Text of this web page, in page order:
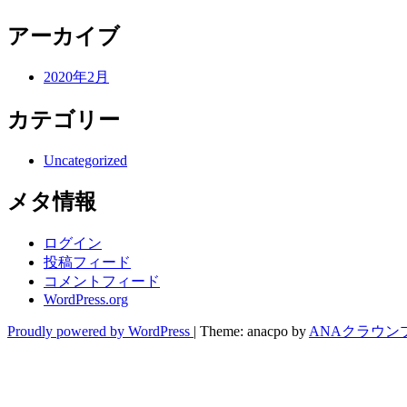
アーカイブ
2020年2月
カテゴリー
Uncategorized
メタ情報
ログイン
投稿フィード
コメントフィード
WordPress.org
Proudly powered by WordPress | Theme: anacpo by ANAクラウン